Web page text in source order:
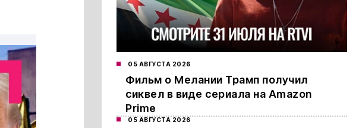
05 АВГУСТА 2026
Фильм о Мелании Трамп получил
сиквел в виде сериала на Amazon
Prime
05 АВГУСТА 2026